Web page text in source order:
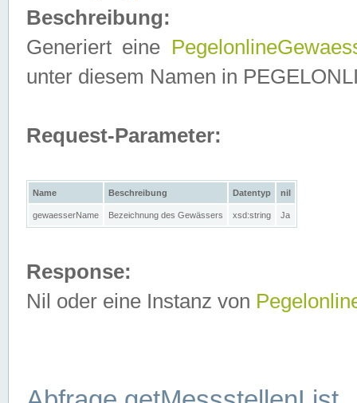
Beschreibung:
Generiert eine
unter diesem Namen in
Request-Parameter:
Name Beschreibung Datentyp nil
gewaesserName Bezeichnung des Gewässers xsd:string Ja
Response:
Nil oder eine Instanz von